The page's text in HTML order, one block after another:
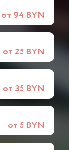
от 94 BYN
от 25 BYN
от 35 BYN
от 5 BYN